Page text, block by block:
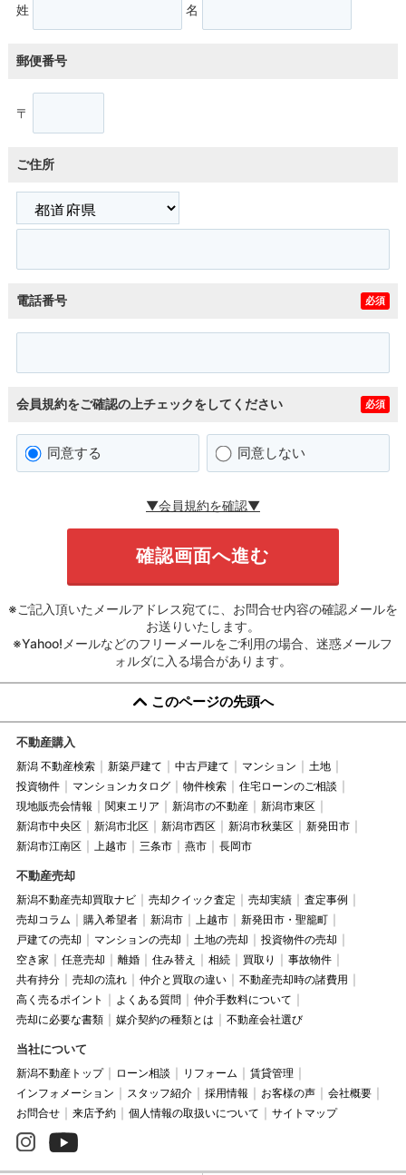
姓 名
郵便番号
〒
ご住所
電話番号 必須
会員規約をご確認の上チェックをしてください 必須
同意する 同意しない
▼会員規約を確認▼
※ご記入頂いたメールアドレス宛てに、お問合せ内容の確認メールを
お送りいたします。
※Yahoo!メールなどのフリーメールをご利用の場合、迷惑メールフ
ォルダに入る場合があります。
このページの先頭へ
不動産購入
新潟 不動産検索 新築戸建て 中古戸建て マンション
土地
投資物件
マンションカタログ 物件検索
住宅ローンのご相談
現地販売会情報
関東エリア 新潟市の不動産
新潟市東区
新潟市中央区
新潟市北区 新潟市西区 新潟市秋葉区
新発田市
新潟市江南区
上越市 三条市 燕市 長岡市
不動産売却
新潟不動産売却買取ナビ 売却クイック査定 売却実績
査定事例
売却コラム
購入希望者 新潟市 上越市
新発田市・聖籠町
戸建ての売却
マンションの売却 土地の売却
投資物件の売却
空き家
任意売却 離婚 住み替え 相続 買取り
事故物件
共有持分
売却の流れ 仲介と買取の違い
不動産売却時の諸費用
高く売るポイント
よくある質問
仲介手数料について
売却に必要な書類
媒介契約の種類とは 不動産会社選び
当社について
新潟不動産トップ ローン相談 リフォーム
賃貸管理
インフォメーション
スタッフ紹介 採用情報 お客様の声
会社概要
お問合せ
来店予約 個人情報の取扱いについて サイトマップ